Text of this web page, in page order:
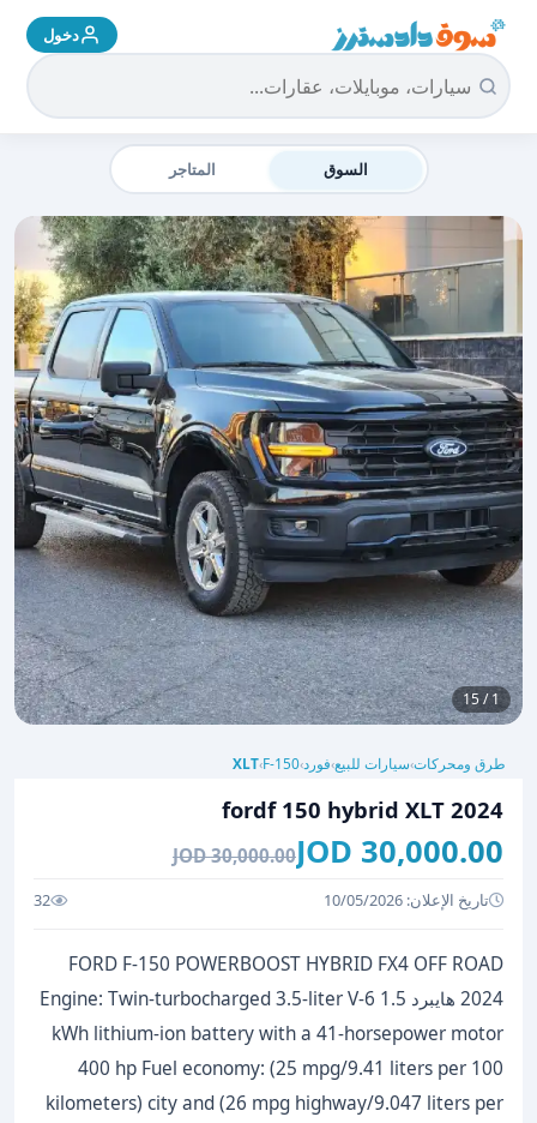
سوق دادسترز الرئيسية دخول
السوق المتاجر
1 / 15
طرق ومحركات›سيارات للبيع›فورد›
F-150
›
XLT
fordf 150 hybrid XLT 2024
30,000.00 JOD
30,000.00 JOD
تاريخ الإعلان: 10/05/2026 32
FORD F-150 POWERBOOST HYBRID FX4 OFF ROAD
2024 هايبرد Engine: Twin-turbocharged 3.5-liter V-6 1.5
kWh lithium-ion battery with a 41-horsepower motor
400 hp Fuel economy: (25 mpg/9.41 liters per 100
kilometers) city and (26 mpg highway/9.047 liters per